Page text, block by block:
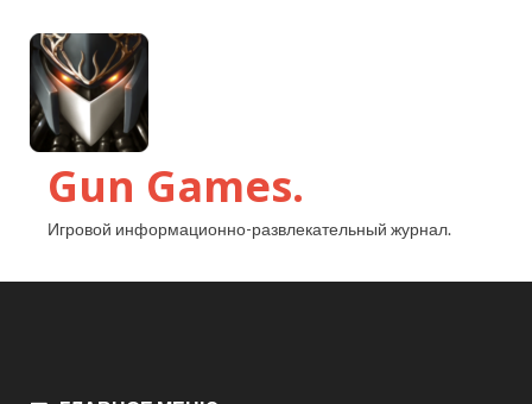
Gun Games.
Игровой информационно-развлекательный журнал.